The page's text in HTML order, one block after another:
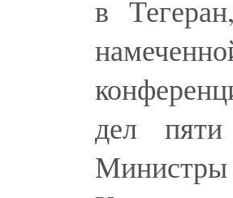
в
дел пяти